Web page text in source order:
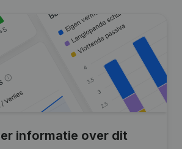
informatie over dit